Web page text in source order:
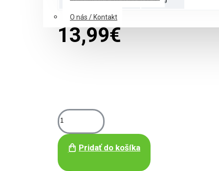
O nás / Kontakt
13,99€
Pridať do košíka